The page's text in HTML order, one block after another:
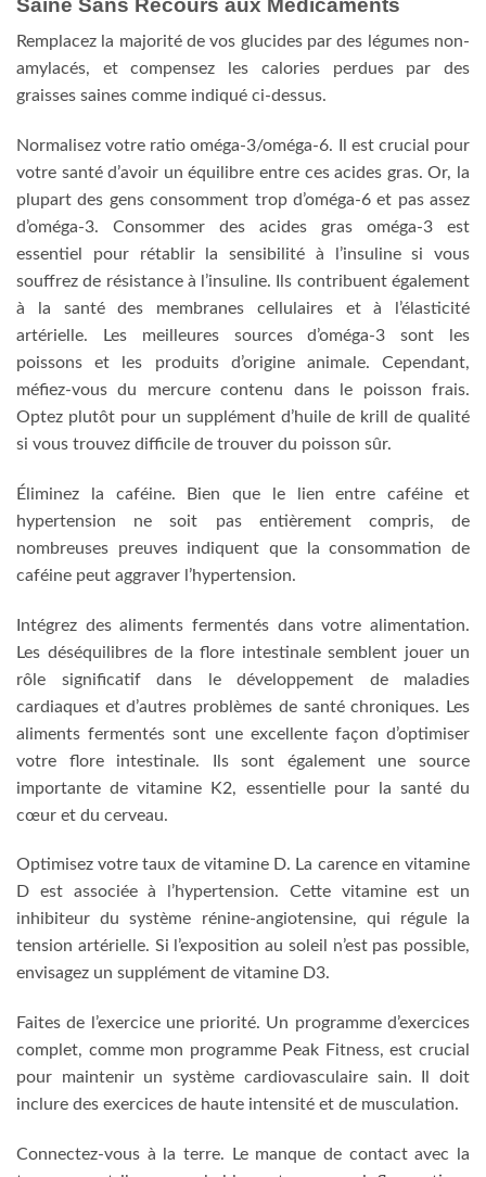
Remplacez la majorité de vos glucides par des légumes non-
amylacés, et compensez les calories perdues par des
graisses saines comme indiqué ci-dessus.
Normalisez votre ratio oméga-3/oméga-6. Il est crucial pour
votre santé d’avoir un équilibre entre ces acides gras. Or, la
plupart des gens consomment trop d’oméga-6 et pas assez
d’oméga-3. Consommer des acides gras oméga-3 est
essentiel pour rétablir la sensibilité à l’insuline si vous
souffrez de résistance à l’insuline. Ils contribuent également
à la santé des membranes cellulaires et à l’élasticité
artérielle. Les meilleures sources d’oméga-3 sont les
poissons et les produits d’origine animale. Cependant,
méfiez-vous du mercure contenu dans le poisson frais.
Optez plutôt pour un supplément d’huile de krill de qualité
si vous trouvez difficile de trouver du poisson sûr.
Éliminez la caféine. Bien que le lien entre caféine et
hypertension ne soit pas entièrement compris, de
nombreuses preuves indiquent que la consommation de
caféine peut aggraver l’hypertension.
Intégrez des aliments fermentés dans votre alimentation.
Les déséquilibres de la flore intestinale semblent jouer un
rôle significatif dans le développement de maladies
cardiaques et d’autres problèmes de santé chroniques. Les
aliments fermentés sont une excellente façon d’optimiser
votre flore intestinale. Ils sont également une source
importante de vitamine K2, essentielle pour la santé du
cœur et du cerveau.
Optimisez votre taux de vitamine D. La carence en vitamine
D est associée à l’hypertension. Cette vitamine est un
inhibiteur du système rénine-angiotensine, qui régule la
tension artérielle. Si l’exposition au soleil n’est pas possible,
envisagez un supplément de vitamine D3.
Faites de l’exercice une priorité. Un programme d’exercices
complet, comme mon programme Peak Fitness, est crucial
pour maintenir un système cardiovasculaire sain. Il doit
inclure des exercices de haute intensité et de musculation.
Connectez-vous à la terre. Le manque de contact avec la